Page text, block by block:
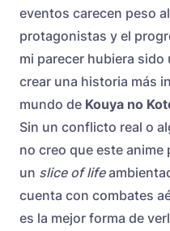
eventos carecen peso
protagonistas y el
mi parecer hubiera
crear una historia más
mundo de Kouya no
Sin un conflicto real o
no creo que este anime
un slice of life
cuenta con combates
es la mejor forma de